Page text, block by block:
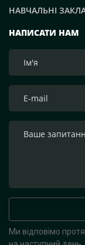
НАПИСАТИ НАМ
Ми відповімо
НАВЧАЛЬНІ